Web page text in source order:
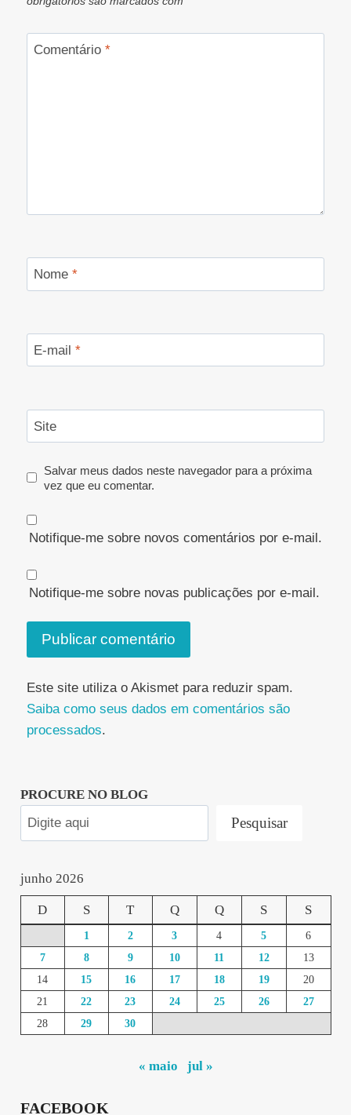
Comentário *
Nome *
E-mail *
Site
Salvar meus dados neste navegador para a próxima
vez que eu comentar.
Notifique-me sobre novos comentários por e-mail.
Notifique-me sobre novas publicações por e-mail.
Este site utiliza o Akismet para reduzir spam.
Saiba como seus dados em comentários são
processados.
PROCURE NO BLOG
Pesquisar
junho 2026
D S T Q Q S S
1 2 3 4 5
6
7
8 9 10 11 12
13
14
15 16 17 18 19
20
21
22 23 24 25 26
27
28
29 30
« maio jul »
FACEBOOK